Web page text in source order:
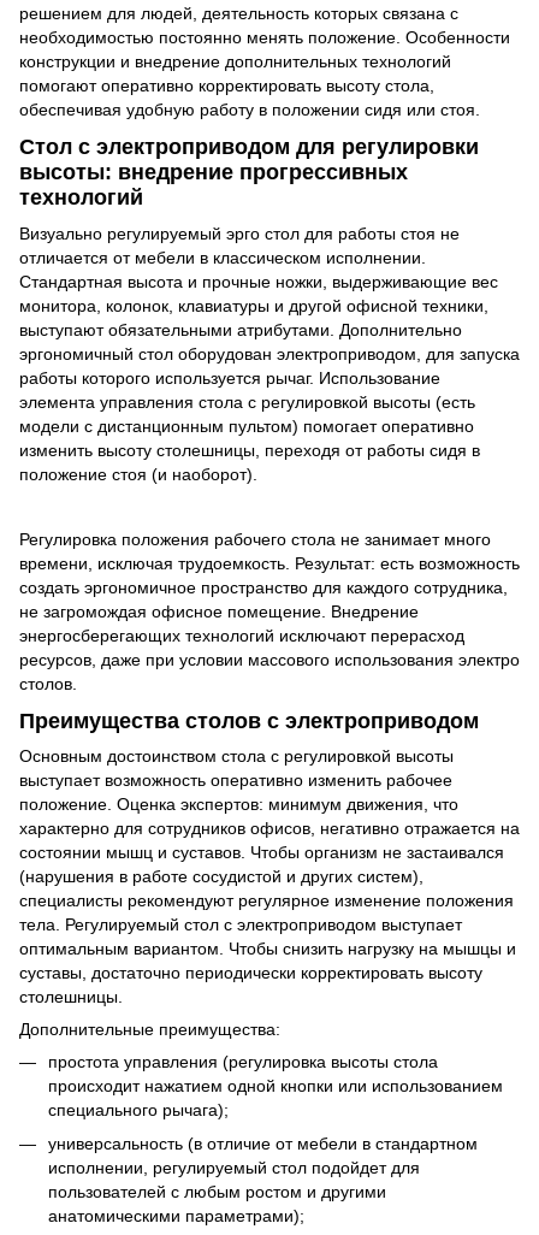
решением для людей, деятельность которых связана с
необходимостью постоянно менять положение. Особенности
конструкции и внедрение дополнительных технологий
помогают оперативно корректировать высоту стола,
обеспечивая удобную работу в положении сидя или стоя.
Стол с электроприводом для регулировки
высоты: внедрение прогрессивных
технологий
Визуально регулируемый эрго стол для работы стоя не
отличается от мебели в классическом исполнении.
Стандартная высота и прочные ножки, выдерживающие вес
монитора, колонок, клавиатуры и другой офисной техники,
выступают обязательными атрибутами. Дополнительно
эргономичный стол оборудован электроприводом, для запуска
работы которого используется рычаг. Использование
элемента управления стола с регулировкой высоты (есть
модели с дистанционным пультом) помогает оперативно
изменить высоту столешницы, переходя от работы сидя в
положение стоя (и наоборот).
Регулировка положения рабочего стола не занимает много
времени, исключая трудоемкость. Результат: есть возможность
создать эргономичное пространство для каждого сотрудника,
не загромождая офисное помещение. Внедрение
энергосберегающих технологий исключают перерасход
ресурсов, даже при условии массового использования электро
столов.
Преимущества столов с электроприводом
Основным достоинством стола с регулировкой высоты
выступает возможность оперативно изменить рабочее
положение. Оценка экспертов: минимум движения, что
характерно для сотрудников офисов, негативно отражается на
состоянии мышц и суставов. Чтобы организм не застаивался
(нарушения в работе сосудистой и других систем),
специалисты рекомендуют регулярное изменение положения
тела. Регулируемый стол с электроприводом выступает
оптимальным вариантом. Чтобы снизить нагрузку на мышцы и
суставы, достаточно периодически корректировать высоту
столешницы.
Дополнительные преимущества:
простота управления (регулировка высоты стола
происходит нажатием одной кнопки или использованием
специального рычага);
универсальность (в отличие от мебели в стандартном
исполнении, регулируемый стол подойдет для
пользователей с любым ростом и другими
анатомическими параметрами);